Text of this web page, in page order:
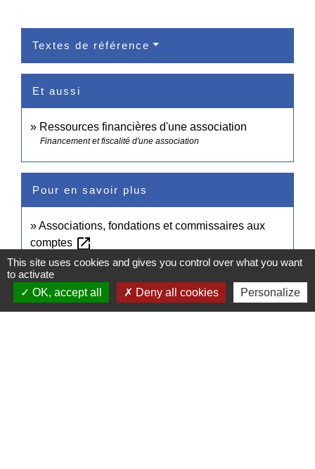
Textes de référence
Et aussi
Ressources financières d'une association
Financement et fiscalité d'une association
Pour en savoir plus
Associations, fondations et commissaires aux
comptes open_in_new
Compagnie nationale des commissaires aux comptes (CNCC)
Signaler une erreur sur cette page
This site uses cookies and gives you control over what you want
to activate
OK, accept all
Deny all cookies Personalize